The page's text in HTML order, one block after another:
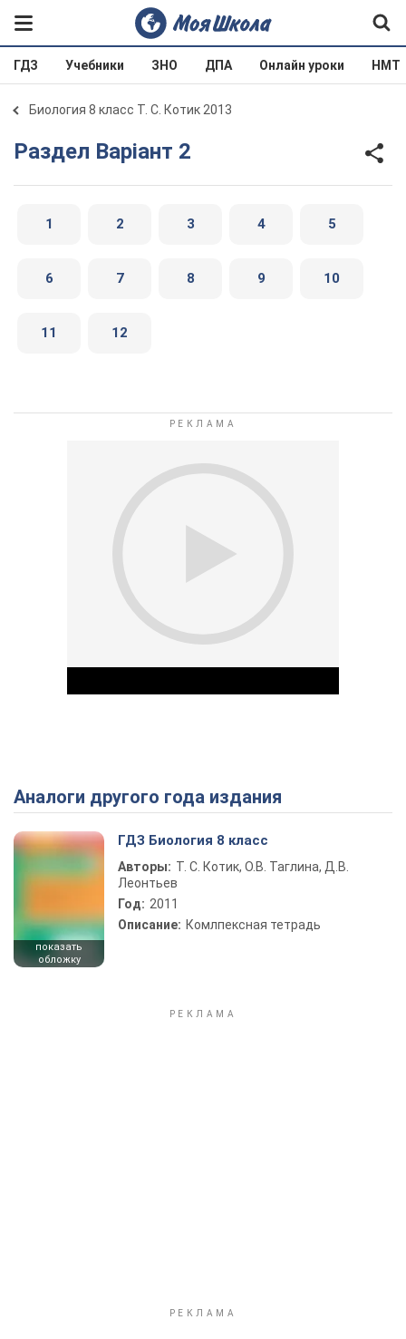
ГДЗ Учебники ЗНО ДПА Онлайн уроки НМТ
Биология 8 класс Т. С. Котик 2013
Раздел Варіант 2
1 2 3 4 5
6 7 8 9 10
11 12
Play Video
Аналоги другого года издания
показать
обложку
ГДЗ Биология 8 класс
Авторы: Т. С. Котик, О.В. Таглина, Д.В.
Леонтьев
Год: 2011
Описание: Комлпексная тетрадь